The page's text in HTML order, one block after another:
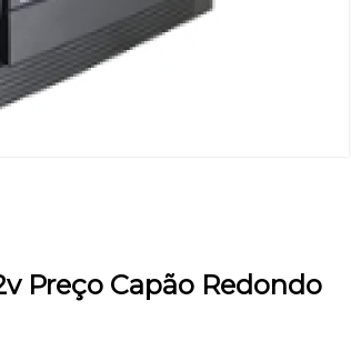
Preço Capão Redondo